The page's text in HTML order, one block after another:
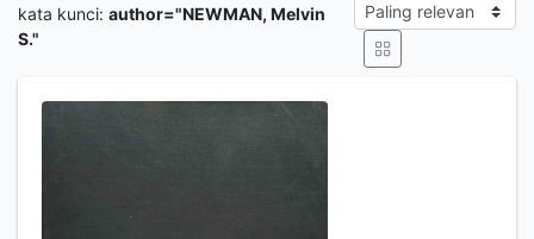
kata kunci: author="NEWMAN, Melvin
S."